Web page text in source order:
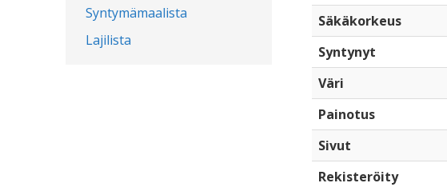
Syntymämaalista
Lajilista
Säkäkorkeus
Syntynyt
Väri
Painotus
Sivut
Rekisteröity